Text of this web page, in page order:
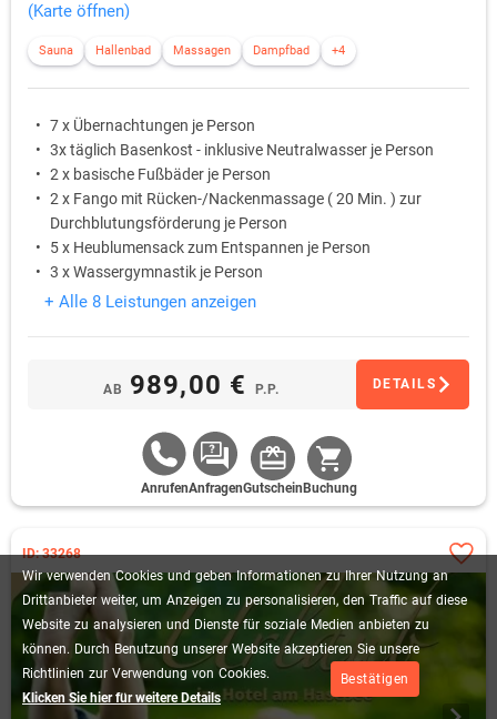
Wir verwenden Cookies und geben Informationen zu Ihrer Nutzung an
Drittanbieter weiter, um Anzeigen zu personalisieren, den Traffic auf diese
Website zu analysieren und Dienste für soziale Medien anbieten zu
können. Durch Benutzung unserer Website akzeptieren Sie unsere
Richtlinien zur Verwendung von Cookies.
Klicken Sie hier für weitere Details
Bestätigen
(Karte öffnen)
Sauna Hallenbad Massagen Dampfbad +4
7 x Übernachtungen je Person
3x täglich Basenkost - inklusive Neutralwasser je Person
2 x basische Fußbäder je Person
2 x Fango mit Rücken-/Nackenmassage ( 20 Min. ) zur
Durchblutungsförderung je Person
5 x Heublumensack zum Entspannen je Person
3 x Wassergymnastik je Person
+ Alle 8 Leistungen anzeigen
AB 989,00 € P.P. DETAILS
AnrufenAnfragenGutschein Buchung
ID: 33268